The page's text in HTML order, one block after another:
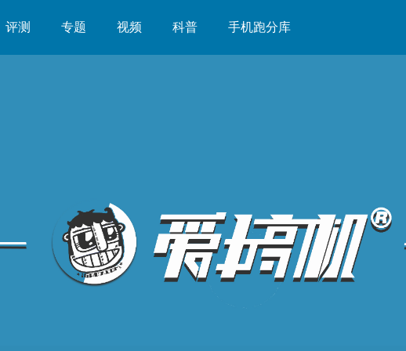
评测 专题 视频 科普 手机跑分库